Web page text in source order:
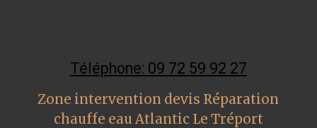
Téléphone: 09 72 59 92 27
Zone intervention devis Réparation
chauffe eau Atlantic Le Tréport